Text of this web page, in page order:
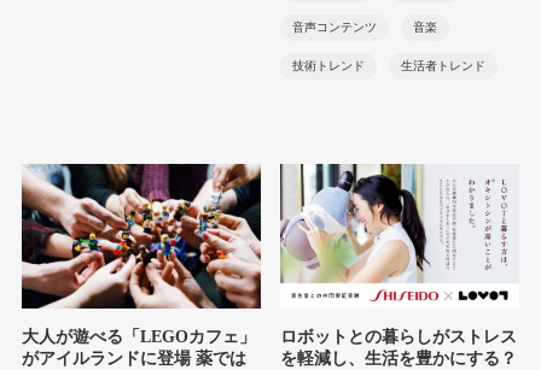
音声コンテンツ 音楽
技術トレンド 生活者トレンド
大人が遊べる「LEGOカフェ」
がアイルランドに登場 薬では
ロボットとの暮らしがストレス
を軽減し、生活を豊かにする？